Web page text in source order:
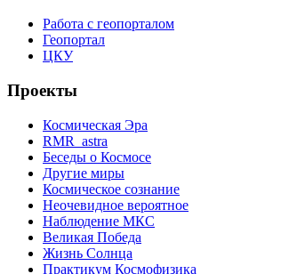
Работа с геопорталом
Геопортал
ЦКУ
Проекты
Космическая Эра
RMR_astra
Беседы о Космосе
Другие миры
Космическое сознание
Неочевидное вероятное
Наблюдение МКС
Великая Победа
Жизнь Солнца
Практикум Космофизика